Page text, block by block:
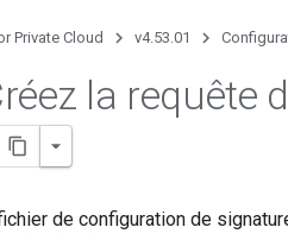
Private Cloud v4.53.01
la requête
de configuration de